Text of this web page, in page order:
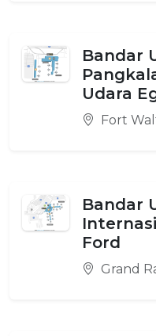
Bandar
Udara
Fort
Bandar
Ford
Grand